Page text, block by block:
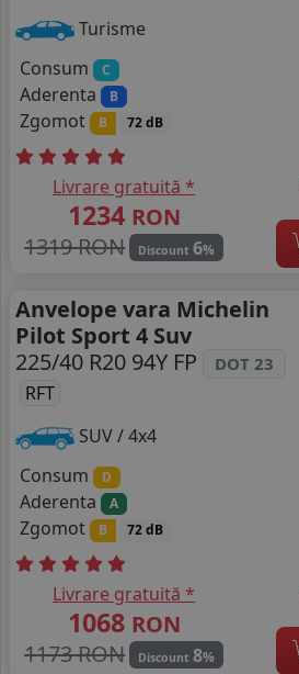
Turisme
Consum
C
Aderenta B
Zgomot B 72 dB
Livrare gratuită *
1234 RON
1319 RON
Discount 6%
Anvelope vara Michelin
Pilot Sport 4 Suv
225/40 R20 94Y FP
DOT 23
RFT
SUV / 4x4
Consum
D
Aderenta A
Zgomot B 72 dB
Livrare gratuită *
1068 RON
1173 RON
Discount 8%